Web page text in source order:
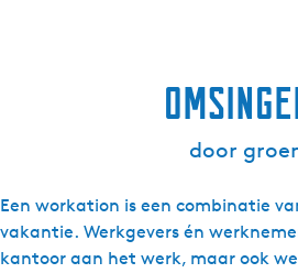
door
Een workation is een combinatie
vakantie. Werkgevers én
kantoor aan het werk, maar ook